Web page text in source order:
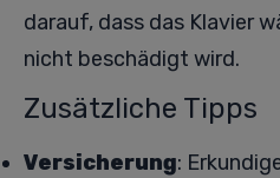
darauf, dass das Klavier
nicht beschädigt wird.
Zusätzliche Tipps
Versicherung: